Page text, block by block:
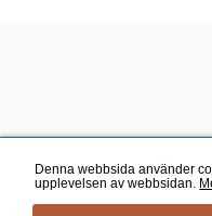
Denna webbsida använder
upplevelsen av webbsidan.